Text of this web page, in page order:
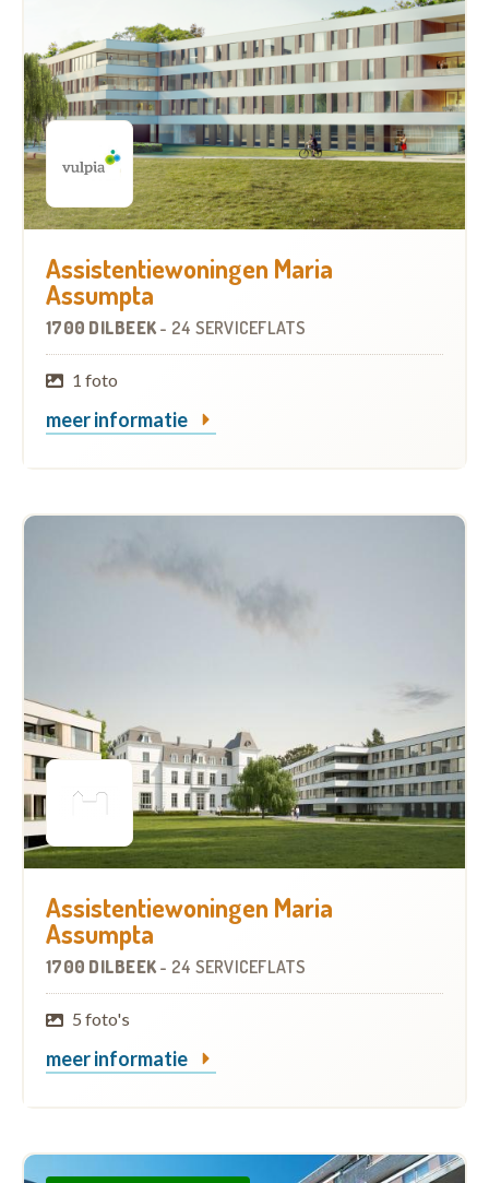
Assistentiewoningen Maria
Assumpta
1700 DILBEEK- 24 SERVICEFLATS
1 foto
meer informatie
Assistentiewoningen Maria
Assumpta
1700 DILBEEK- 24 SERVICEFLATS
5 foto's
meer informatie